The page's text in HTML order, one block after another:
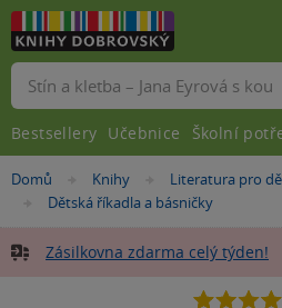
Nacházíte
Domů »Knihy »Literatura pro
»
Dětská říkadla a básničky
Zásilkovna zdarma celý týden!
5.0
Vyhledávání
Bestsellery Učebnice Školní